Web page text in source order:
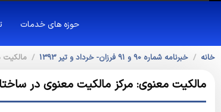
حوزه های خدمات
خانه خبرنامه شماره 90 و 91 فرزان- خرداد و تیر 1393 مالکیت
مالکیت معنوی: مرکز مالکیت معنوی در